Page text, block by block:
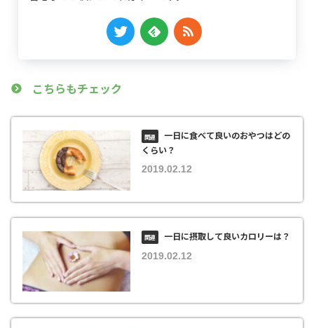
こちらもチェック
一日に食べて良いのおやつはどの
くらい？
2019.02.12
一日に摂取して良いカロリーは？
2019.02.12